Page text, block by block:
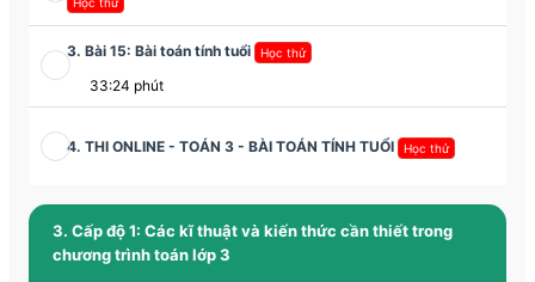
3. Bài 15: Bài toán tính tuổi Học thử
33:24 phút
4. THI ONLINE - TOÁN 3 - BÀI TOÁN TÍNH TUỔI Học thử
3. Cấp độ 1: Các kĩ thuật và kiến thức cần thiết trong
chương trình toán lớp 3